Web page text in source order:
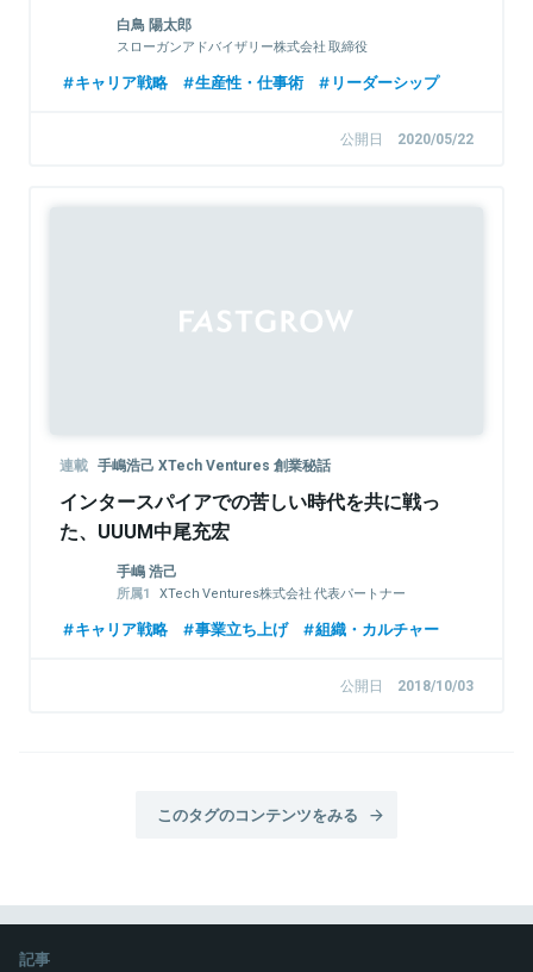
白鳥 陽太郎
スローガンアドバイザリー株式会社 取締役
キャリア戦略 生産性・仕事術 リーダーシップ
公開日 2020/05/22
連載 手嶋浩己 XTech Ventures 創業秘話
インタースパイアでの苦しい時代を共に戦っ
た、UUUM中尾充宏
手嶋 浩己
XTech Ventures株式会社 代表パートナー
キャリア戦略 事業立ち上げ 組織・カルチャー
公開日 2018/10/03
このタグのコンテンツをみる
記事